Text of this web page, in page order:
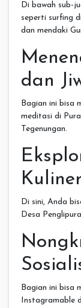
Di bawah sub-
seperti surfing
dan mendaki
dan
Bagian ini bisa
meditasi di
Tegenungan.
Kuliner
Di sini, Anda
Desa
Bagian ini bisa
Instagramable